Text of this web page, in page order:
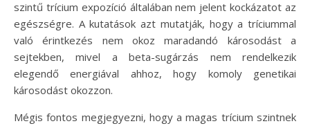
szintű trícium expozíció általában nem jelent kockázatot az
egészségre. A kutatások azt mutatják, hogy a tríciummal
való érintkezés nem okoz maradandó károsodást a
sejtekben, mivel a beta-sugárzás nem rendelkezik
elegendő energiával ahhoz, hogy komoly genetikai
károsodást okozzon.
Mégis fontos megjegyezni, hogy a magas trícium szintnek